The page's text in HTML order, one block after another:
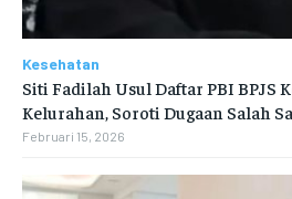
Kesehatan
Siti Fadilah Usul Daftar PBI BPJS
Kelurahan, Soroti Dugaan Salah
Februari 15, 2026